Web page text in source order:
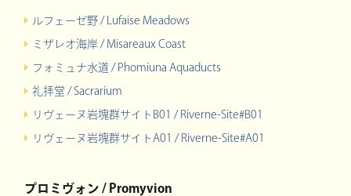
ルフェーゼ野 / Lufaise Meadows
ミザレオ海岸 / Misareaux Coast
フォミュナ水道 / Phomiuna Aquaducts
礼拝堂 / Sacrarium
リヴェーヌ岩塊群サイトB01 / Riverne-Site#B01
リヴェーヌ岩塊群サイトA01 / Riverne-Site#A01
プロミヴォン / Promyvion